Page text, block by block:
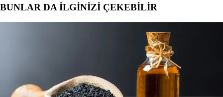
BUNLAR DA İLGİNİZİ ÇEKEBİLİR